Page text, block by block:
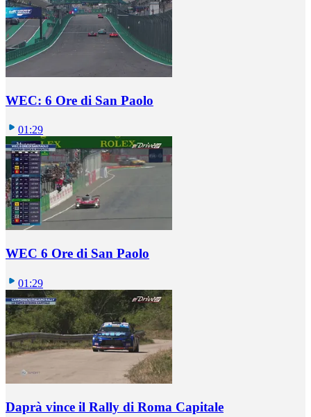
WEC: 6 Ore di San Paolo
01:29
WEC 6 Ore di San Paolo
01:29
Daprà vince il Rally di Roma Capitale